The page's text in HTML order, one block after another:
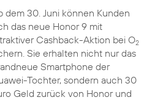
dem 30. Juni können Kunden
das neue Honor 9 mit
Cashback-Aktion bei O2
Sie erhalten nicht nur das
Smartphone der
Tochter, sondern auch 30
Geld zurück von Honor und